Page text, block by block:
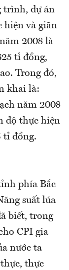
trình, dự án
hiện và giãn
2008 là
tỉ đồng,
Trong đó,
khai là:
năm 2008
độ thực hiện
tỉ đồng.
phía Bắc
suất lúa
biết, trong
CPI gia
nước ta
thực